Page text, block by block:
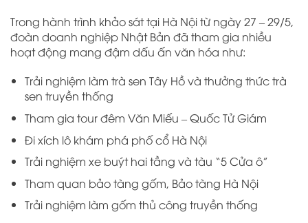
Trong hành trình khảo sát tại Hà Nội từ ngày 27 – 29/5,
đoàn doanh nghiệp Nhật Bản đã tham gia nhiều
hoạt động mang đậm dấu ấn văn hóa như:
Trải nghiệm làm trà sen Tây Hồ và thưởng thức trà
sen truyền thống
Tham gia tour đêm Văn Miếu – Quốc Tử Giám
Đi xích lô khám phá phố cổ Hà Nội
Trải nghiệm xe buýt hai tầng và tàu “5 Cửa ô”
Tham quan bảo tàng gốm, Bảo tàng Hà Nội
Trải nghiệm làm gốm thủ công truyền thống